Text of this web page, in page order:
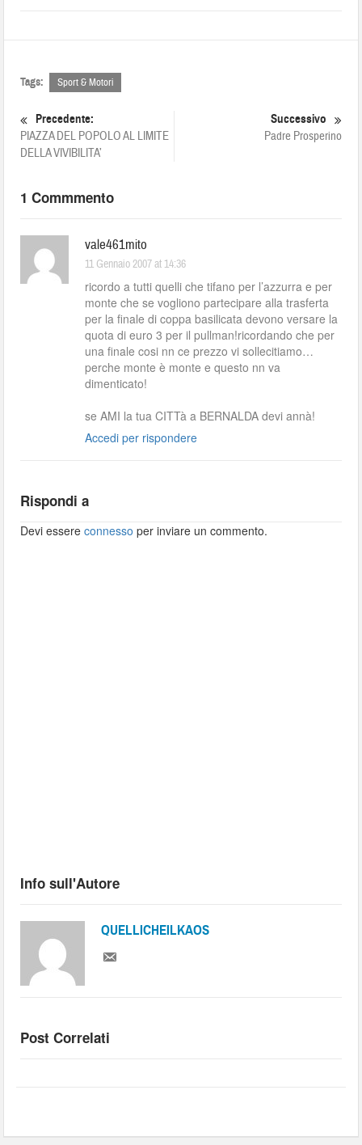
Tags: Sport & Motori
Precedente:
PIAZZA DEL POPOLO AL LIMITE
DELLA VIVIBILITA’
Successivo
Padre Prosperino
1 Commmento
vale461mito
11 Gennaio 2007 at 14:36
ricordo a tutti quelli che tifano per l’azzurra e per
monte che se vogliono partecipare alla trasferta
per la finale di coppa basilicata devono versare la
quota di euro 3 per il pullman!ricordando che per
una finale cosi nn ce prezzo vi sollecitiamo…
perche monte è monte e questo nn va
dimenticato!
se AMI la tua CITTà a BERNALDA devi annà!
Accedi per rispondere
Rispondi a
Devi essereconnesso per inviare un commento.
Info sull'Autore
QUELLICHEILKAOS
Post Correlati